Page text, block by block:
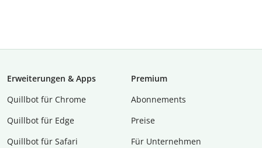
Erweiterungen & Apps
Quillbot für Chrome
Quillbot für Edge
Quillbot für Safari
Premium
Abon­ne­ments
Preise
Für Unternehmen